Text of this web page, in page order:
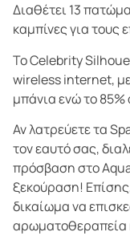
Διαθέτει 13
καμπίνες για τους
Το Celebrity
wireless internet,
μπάνια ενώ το 85%
Αν λατρεύετε τα
τον εαυτό σας,
πρόσβαση στο
ξεκούραση!
δικαίωμα να
αρωματοθεραπεία